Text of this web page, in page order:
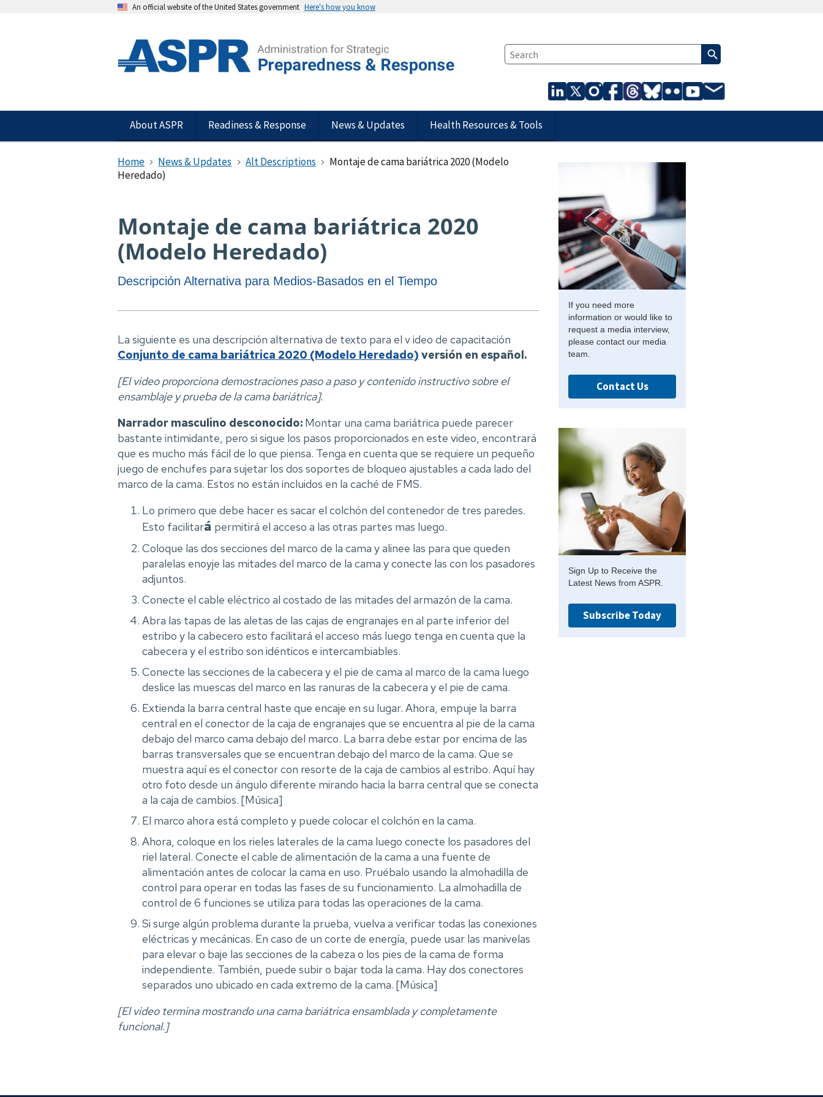
An official website of the United States government Here's how you know
About ASPR Readiness & Response News & Updates Health Resources & Tools
Home News & Updates Alt Descriptions
Montaje de cama bariátrica 2020 (Modelo
Heredado)​
Montaje de cama bariátrica 2020
(Modelo Heredado)​
Descripción Alternativa para Medios-Basados en el Tiempo
La siguiente es una descripción alternativa de texto para el v ideo de capacitación
Conjunto de cama bariátrica 2020 (Modelo Heredado) versión en español.
[El video proporciona demostraciones paso a paso y contenido instructivo sobre el
ensamblaje y prueba de la cama bariátrica].
Narrador masculino desconocido: Montar una cama bariátrica puede parecer
bastante intimidante, pero si sigue los pasos proporcionados en este video, encontrará
que es mucho más fácil de lo que piensa. Tenga en cuenta que se requiere un pequeño
juego de enchufes para sujetar los dos soportes de bloqueo ajustables a cada lado del
marco de la cama. Estos no están incluidos en la caché de FMS.
Lo primero que debe hacer es sacar el colchón del contenedor de tres paredes.
Esto facilitará permitirá el acceso a las otras partes mas luego.
Coloque las dos secciones del marco de la cama y alinee las para que queden
paralelas enoyje las mitades del marco de la cama y conecte las con los pasadores
adjuntos.
Conecte el cable eléctrico al costado de las mitades del armazón de la cama.
Abra las tapas de las aletas de las cajas de engranajes en al parte inferior del
estribo y la cabecero esto facilitará el acceso más luego tenga en cuenta que la
cabecera y el estribo son idénticos e intercambiables.
Conecte las secciones de la cabecera y el pie de cama al marco de la cama luego
deslice las muescas del marco en las ranuras de la cabecera y el pie de cama.
Extienda la barra central haste que encaje en su lugar. Ahora, empuje la barra
central en el conector de la caja de engranajes que se encuentra al pie de la cama
debajo del marco cama debajo del marco. La barra debe estar por encima de las
barras transversales que se encuentran debajo del marco de la cama. Que se
muestra aquí es el conector con resorte de la caja de cambios al estribo. Aquí hay
otro foto desde un ángulo diferente mirando hacia la barra central que se conecta
a la caja de cambios. [Música]
El marco ahora está completo y puede colocar el colchón en la cama.
Ahora, coloque en los rieles laterales de la cama luego conecte los pasadores del
riel lateral. Conecte el cable de alimentación de la cama a una fuente de
alimentación antes de colocar la cama en uso. Pruébalo usando la almohadilla de
control para operar en todas las fases de su funcionamiento. La almohadilla de
control de 6 funciones se utiliza para todas las operaciones de la cama.
Si surge algún problema durante la prueba, vuelva a verificar todas las conexiones
eléctricas y mecánicas. En caso de un corte de energía, puede usar las manivelas
para elevar o baje las secciones de la cabeza o los pies de la cama de forma
independiente. También, puede subir o bajar toda la cama. Hay dos conectores
separados uno ubicado en cada extremo de la cama. [Música]
[El video termina mostrando una cama bariátrica ensamblada y completamente
funcional.]
If you need more
information or would like to
request a media interview,
please contact our media
team.
Contact Us
Sign Up to Receive the
Latest News from ASPR.
Subscribe Today